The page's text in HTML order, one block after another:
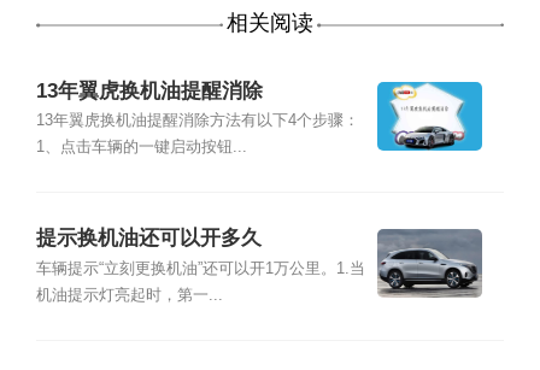
相关阅读
13年翼虎换机油提醒消除
13年翼虎换机油提醒消除方法有以下4个步骤：
1、点击车辆的一键启动按钮...
提示换机油还可以开多久
车辆提示“立刻更换机油”还可以开1万公里。1.当
机油提示灯亮起时，第一...